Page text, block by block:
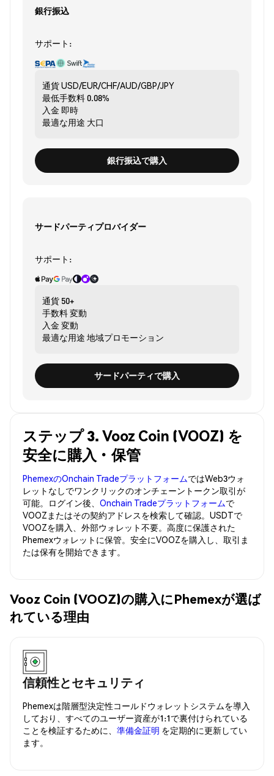
銀行振込
サポート:
通貨USD/EUR/CHF/AUD/GBP/JPY
最低手数料0.08%
入金 即時
最適な用途 大口
銀行振込で購入
サードパーティプロバイダー
サポート:
通貨 50+
手数料変動
入金 変動
最適な用途 地域プロモーション
サードパーティで購入
ステップ 3. Vooz Coin (VOOZ) を
安全に購入・保管
PhemexのOnchain TradeプラットフォームではWeb3ウォ
レットなしでワンクリックのオンチェーントークン取引が
可能。ログイン後、 Onchain Tradeプラットフォームで
VOOZまたはその契約アドレスを検索して確認。USDTで
VOOZを購入、外部ウォレット不要。高度に保護された
Phemexウォレットに保管。安全にVOOZを購入し、取引ま
たは保有を開始できます。
Vooz Coin (VOOZ)の購入にPhemexが選ば
れている理由
信頼性とセキュリティ
Phemexは階層型決定性コールドウォレットシステムを導入
しており、すべてのユーザー資産が1:1で裏付けられている
ことを検証するために、 準備金証明 を定期的に更新してい
ます。